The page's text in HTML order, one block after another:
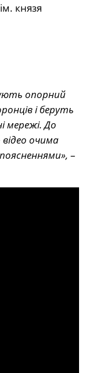
князя
опорний
і беруть
мережі. До
відео очима
–